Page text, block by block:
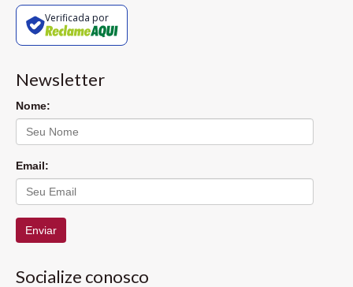
Verificada por
Newsletter
Nome:
Email:
Enviar
Socialize conosco